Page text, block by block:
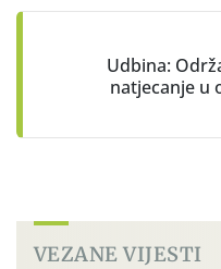
Udbina:
natjecanje u
VEZANE VIJESTI